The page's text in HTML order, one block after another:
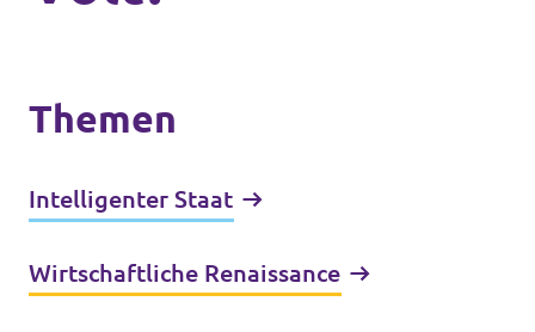
Themen
Intelligenter Staat
Wirtschaftliche Renaissance